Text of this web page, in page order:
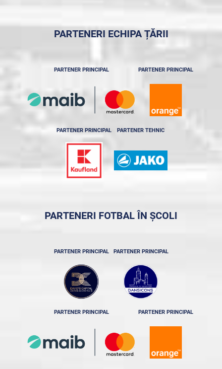
PARTENERI ECHIPA ȚĂRII
PARTENER PRINCIPAL PARTENER PRINCIPAL
PARTENER PRINCIPAL PARTENER TEHNIC
PARTENERI FOTBAL ÎN ȘCOLI
PARTENER PRINCIPAL PARTENER PRINCIPAL
PARTENER PRINCIPAL PARTENER PRINCIPAL